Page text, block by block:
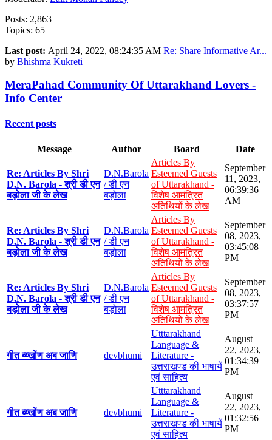
Posts: 2,863
Topics: 65
Last post: April 24, 2022, 08:24:35 AM Re: Share Informative Ar...
by Bhishma Kukreti
MeraPahad Community Of Uttarakhand Lovers -
Info Center
Recent posts
Message Author Board Date
Re: Articles By Shri
D.N. Barola - श्री डी एन
बड़ोला जी के लेख
D.N.Barola
/ डी एन
बड़ोला
Articles By
Esteemed Guests
of Uttarakhand -
विशेष आमंत्रित
अतिथियों के लेख
September
11, 2023,
06:39:36
AM
Re: Articles By Shri
D.N. Barola - श्री डी एन
बड़ोला जी के लेख
D.N.Barola
/ डी एन
बड़ोला
Articles By
Esteemed Guests
of Uttarakhand -
विशेष आमंत्रित
अतिथियों के लेख
September
08, 2023,
03:45:08
PM
Re: Articles By Shri
D.N. Barola - श्री डी एन
बड़ोला जी के लेख
D.N.Barola
/ डी एन
बड़ोला
Articles By
Esteemed Guests
of Uttarakhand -
विशेष आमंत्रित
अतिथियों के लेख
September
08, 2023,
03:37:57
PM
गीत ब्य्खोंण अब जाणि devbhumi
Utttarakhand
Language &
Literature -
उत्तराखण्ड की भाषायें
एवं साहित्य
August
22, 2023,
01:34:39
PM
गीत ब्य्खोंण अब जाणि devbhumi
Utttarakhand
Language &
Literature -
उत्तराखण्ड की भाषायें
एवं साहित्य
August
22, 2023,
01:32:56
PM